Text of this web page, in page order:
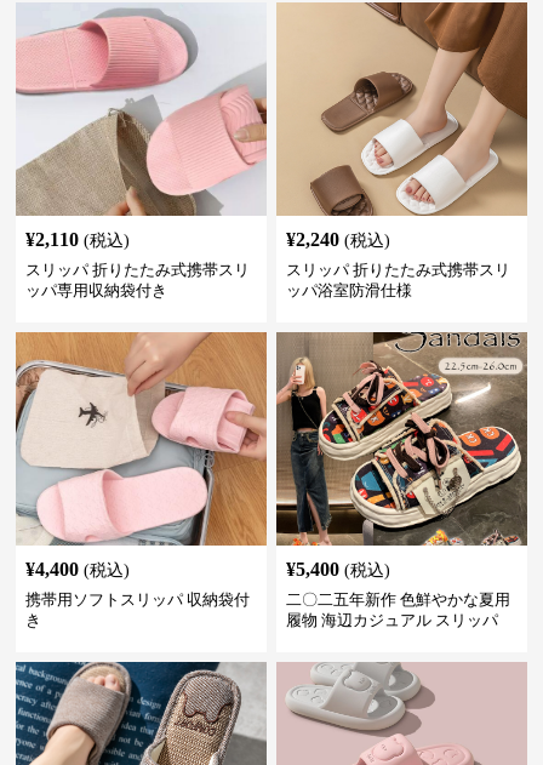
¥2,110 (税込)
スリッパ 折りたたみ式携帯スリ
ッパ専用収納袋付き
¥2,240 (税込)
スリッパ 折りたたみ式携帯スリ
ッパ浴室防滑仕様
¥4,400 (税込)
携帯用ソフトスリッパ 収納袋付
き
¥5,400 (税込)
二〇二五年新作 色鮮やかな夏用
履物 海辺カジュアル スリッパ